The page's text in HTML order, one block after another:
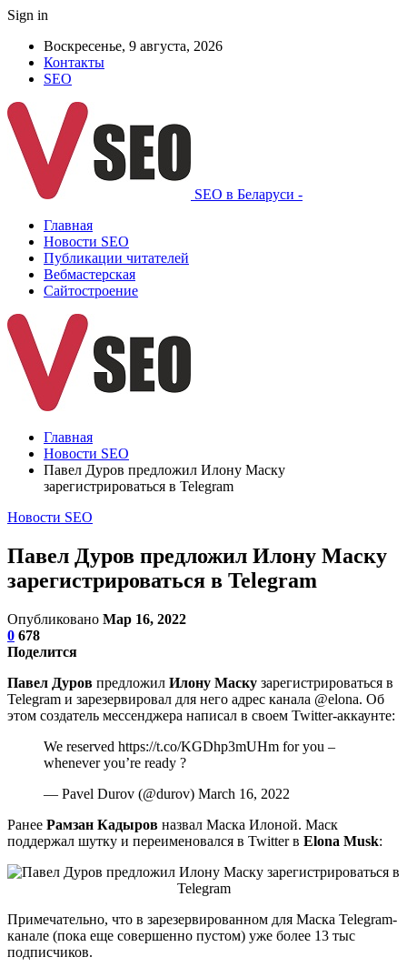
Sign in
Воскресенье, 9 августа, 2026
Контакты
SEO
SEO в Беларуси -
Главная
Новости SEO
Публикации читателей
Вебмастерская
Сайтостроение
Главная
Новости SEO
Павел Дуров предложил Илону Маску
зарегистрироваться в Telegram
Новости SEO
Павел Дуров предложил Илону Маску
зарегистрироваться в Telegram
Опубликовано Мар 16, 2022
0 678
Поделится
Павел Дуров предложил Илону Маску зарегистрироваться в
Telegram и зарезервировал для него адрес канала @elona. Об
этом создатель мессенджера написал в своем Twitter-аккаунте:
We reserved https://t.co/KGDhp3mUHm for you –
whenever you’re ready ?
— Pavel Durov (@durov) March 16, 2022
Ранее Рамзан Кадыров назвал Маска Илоной. Маск
поддержал шутку и переименовался в Twitter в Elona Musk:
Примечательно, что в зарезервированном для Маска Telegram-
канале (пока еще совершенно пустом) уже более 13 тыс
подписчиков.